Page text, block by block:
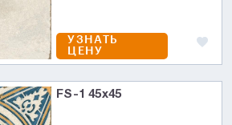
УЗНАТЬ
ЦЕНУ
FS-1 45х45